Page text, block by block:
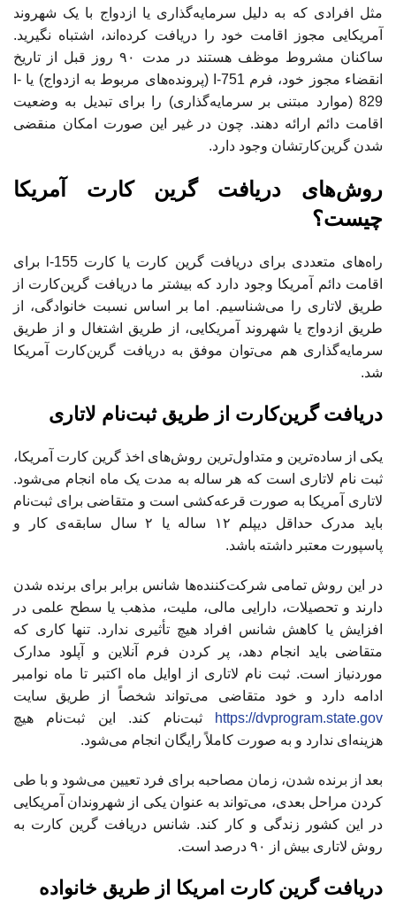
مثل افرادی که به دلیل سرمایه‌گذاری یا ازدواج با یک شهروند
آمریکایی مجوز اقامت خود را دریافت کرده‌اند، اشتباه نگیرید.
ساکنان مشروط موظف هستند در مدت ۹۰ روز قبل از تاریخ
انقضاء مجوز خود، فرم I-751 (پرونده‌های مربوط به ازدواج) یا I-
829 (موارد مبتنی بر سرمایه‌گذاری) را برای تبدیل به وضعیت
اقامت دائم ارائه دهند. چون در غیر این صورت امکان منقضی
شدن گرین‌کارتشان وجود دارد.
روش‌های دریافت گرین کارت آمریکا
چیست؟
راه‌های متعددی برای دریافت گرین کارت یا کارت l-155 برای
اقامت دائم آمریکا وجود دارد که بیشتر ما دریافت گرین‌کارت از
طریق لاتاری را می‌شناسیم. اما بر اساس نسبت خانوادگی، از
طریق ازدواج یا شهروند آمریکایی، از طریق اشتغال و از طریق
سرمایه‌گذاری هم می‌توان موفق به دریافت گرین‌کارت آمریکا
شد.
دریافت گرین‌کارت از طریق ثبت‌نام لاتاری
یکی از ساده‌ترین و متداول‌ترین روش‌های اخذ گرین کارت آمریکا،
ثبت نام لاتاری است که هر ساله به مدت یک ماه انجام می‌شود.
لاتاری آمریکا به صورت قرعه‌کشی است و متقاضی برای ثبت‌نام
باید مدرک حداقل دیپلم ۱۲ ساله یا ۲ سال سابقه‌ی کار و
پاسپورت معتبر داشته باشد.
در این روش تمامی شرکت‌کننده‌ها شانس برابر برای برنده شدن
دارند و تحصیلات، دارایی مالی، ملیت، مذهب یا سطح علمی در
افزایش یا کاهش شانس افراد هیچ تأثیری ندارد. تنها کاری که
متقاضی باید انجام دهد، پر کردن فرم آنلاین و آپلود مدارک
موردنیاز است. ثبت نام لاتاری از اوایل ماه اکتبر تا ماه نوامبر
ادامه دارد و خود متقاضی می‌تواند شخصاً از طریق سایت
https://dvprogram.state.gov
ثبت‌نام کند. این ثبت‌نام هیچ
هزینه‌ای ندارد و به صورت کاملاً رایگان انجام می‌شود.
بعد از برنده شدن، زمان مصاحبه برای فرد تعیین می‌شود و با طی
کردن مراحل بعدی، می‌تواند به عنوان یکی از شهروندان آمریکایی
در این کشور زندگی و کار کند. شانس دریافت گرین کارت به
روش لاتاری بیش از ۹۰ درصد است.
دریافت گرین کارت امریکا از طریق خانواده